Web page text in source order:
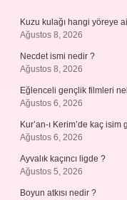
Kuzu kulağı hangi yöreye
Ağustos 8, 2026
Necdet ismi nedir ?
Ağustos 8, 2026
Eğlenceli gençlik filmleri
Ağustos 6, 2026
Kur’an-ı Kerim’de kaç isim
Ağustos 6, 2026
Ayvalık kaçıncı ligde ?
Ağustos 5, 2026
Boyun atkısı nedir ?